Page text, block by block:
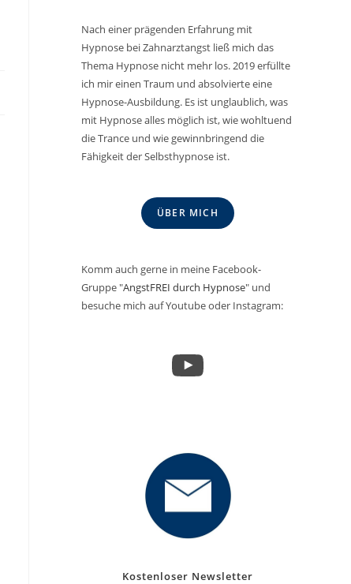
Nach einer prägenden Erfahrung mit
Hypnose bei Zahnarztangst ließ mich das
Thema Hypnose nicht mehr los. 2019 erfüllte
ich mir einen Traum und absolvierte eine
Hypnose-Ausbildung. Es ist unglaublich, was
mit Hypnose alles möglich ist, wie wohltuend
die Trance und wie gewinnbringend die
Fähigkeit der Selbsthypnose ist.
ÜBER MICH
Komm auch gerne in meine Facebook-
Gruppe "AngstFREI durch Hypnose" und
besuche mich auf Youtube oder Instagram:
YouTube
Kostenloser Newsletter